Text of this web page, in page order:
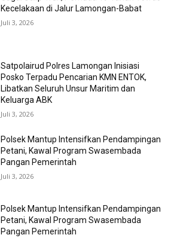
Kecelakaan di Jalur Lamongan-Babat
Juli 3, 2026
Satpolairud Polres Lamongan Inisiasi
Posko Terpadu Pencarian KMN ENTOK,
Libatkan Seluruh Unsur Maritim dan
Keluarga ABK
Juli 3, 2026
Polsek Mantup Intensifkan Pendampingan
Petani, Kawal Program Swasembada
Pangan Pemerintah
Juli 3, 2026
Polsek Mantup Intensifkan Pendampingan
Petani, Kawal Program Swasembada
Pangan Pemerintah